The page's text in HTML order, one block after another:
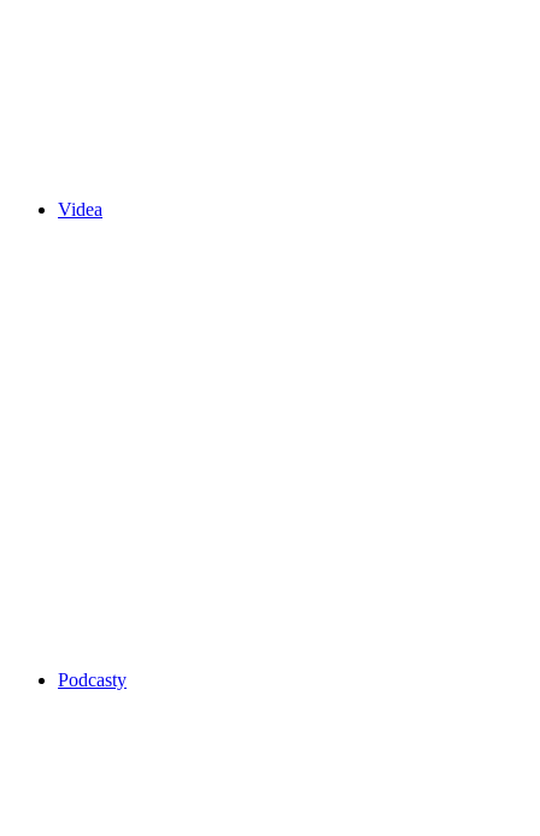
Videa
Podcasty